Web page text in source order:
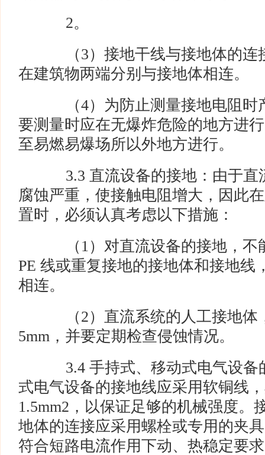
2。
（3）接地干线与接地体的连
在建筑物两端分别与接地体相连。
（4）为防止测量接地电阻时
要测量时应在无爆炸危险的地方进
至易燃易爆场所以外地方进行。
3.3 直流设备的接地：由于直
腐蚀严重，使接触电阻增大，因此
置时，必须认真考虑以下措施：
（1）对直流设备的接地，不
PE 线或重复接地的接地体和接地线
相连。
（2）直流系统的人工接地体
5mm，并要定期检查侵蚀情况。
3.4 手持式、移动式电气设备
式电气设备的接地线应采用软铜线
1.5mm2，以保证足够的机械强度。
地体的连接应采用螺栓或专用的夹
符合短路电流作用下动、热稳定要